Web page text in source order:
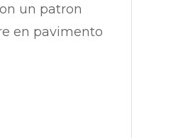
un patron
en pavimento